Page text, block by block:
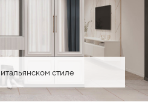
стиле